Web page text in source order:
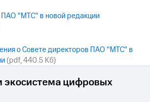
ПАО "МТС" в новой редакции
о Совете директоров ПАО "МТС" в
(pdf, 440.5 Кб)
экосистема цифровых